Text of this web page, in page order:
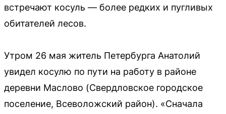
встречают косуль — более редких и пугливых
обитателей лесов.
Утром 26 мая житель Петербурга Анатолий
увидел косулю по пути на работу в районе
деревни Маслово (Свердловское городское
поселение, Всеволожский район). «Сначала